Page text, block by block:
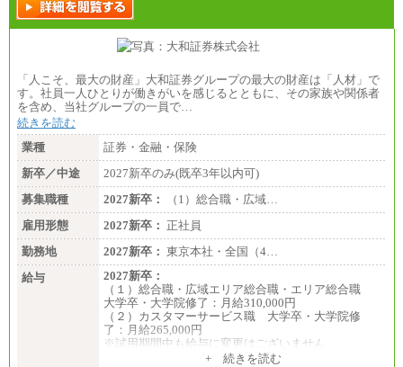
「人こそ、最大の財産」大和証券グループの最大の財産は「人材」で
す。社員一人ひとりが働きがいを感じるとともに、その家族や関係者
を含め、当社グループの一員で…
続きを読む
業種
証券・金融・保険
新卒／中途
2027新卒のみ(既卒3年以内可)
募集職種
2027新卒：
（1）総合職・広域…
雇用形態
2027新卒： 正社員
勤務地
2027新卒： 東京本社・全国（4…
給与
2027新卒：
（１）総合職・広域エリア総合職・エリア総合職
大学卒・大学院修了：月給310,000円
（２）カスタマーサービス職 大学卒・大学院修
了：月給265,000円
※試用期間中も給与に変更はございません
+ 続きを読む